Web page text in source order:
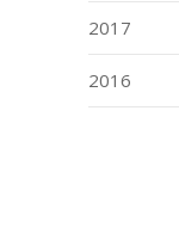
2017
2016